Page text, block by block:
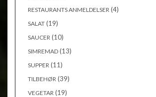
RESTAURANTS ANMELDELSER (4)
SALAT (19)
SAUCER (10)
SIMREMAD (13)
SUPPER (11)
TILBEHØR (39)
VEGETAR (19)